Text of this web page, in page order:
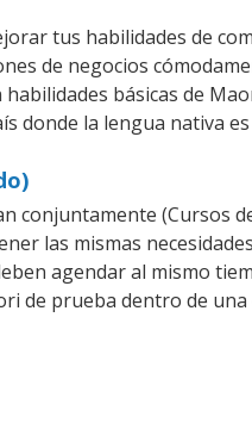
tus habilidades de
de negocios
básicas de
donde la lengua nativa
conjuntamente (Cursos
las mismas
agendar al mismo
de prueba dentro de